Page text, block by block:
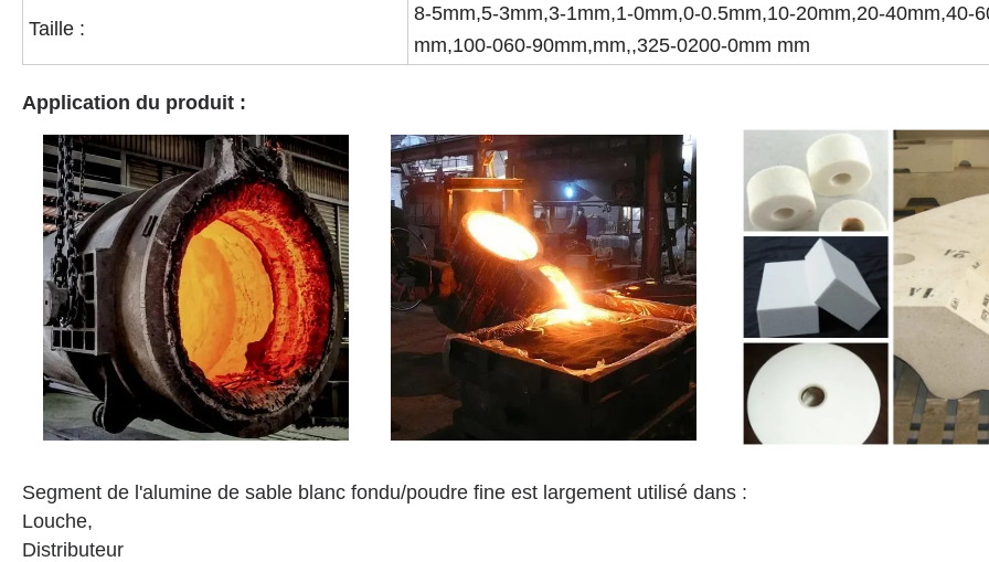
Taille :
8-5mm,5-3mm,3-1mm,1-0mm,0-0.5mm,10-20mm,20-40mm,40-
mm,100-060-90mm,mm,,325-0200-0mm mm
Application du produit :
Segment de l'alumine de sable blanc fondu/poudre fine est largement utilisé dans :
Louche,
Distributeur